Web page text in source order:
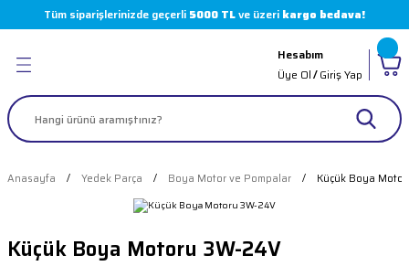
Tüm siparişlerinizde geçerli 5000 TLve üzeri kargo bedava!
Geri Dön
Geri Dön
Geri Dön
Geri Dön
)
Parçaları
Parçaları
Hesabım
Üye Ol/Giriş Yap
Anasayfa Yedek Parça Boya Motor ve Pompalar Küçük Boya
Küçük Boya Motoru 3W-24V